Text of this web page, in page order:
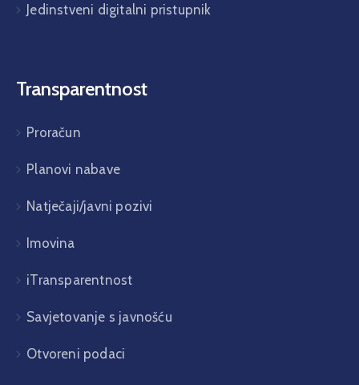
Jedinstveni digitalni pristupnik
Transparentnost
Proračun
Planovi nabave
Natječaji/javni pozivi
Imovina
iTransparentnost
Savjetovanje s javnošću
Otvoreni podaci